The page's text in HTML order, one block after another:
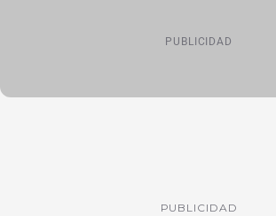
PUBLICIDAD
PUBLICIDAD